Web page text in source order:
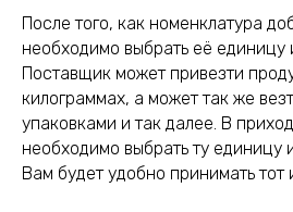
После того, как номенклатура
необходимо выбрать её единицу
Поставщик может привезти
килограммах, а может так же
упаковками и так далее. В
необходимо выбрать ту единицу
Вам будет удобно принимать тот